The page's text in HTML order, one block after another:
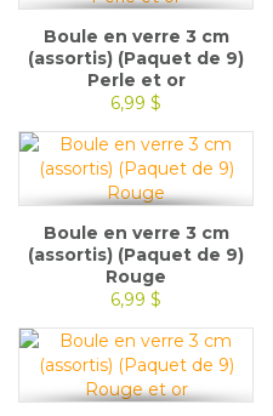
Boule en verre 3 cm
(assortis) (Paquet de 9)
Perle et or
6,99 $
Boule en verre 3 cm
(assortis) (Paquet de 9)
Rouge
6,99 $